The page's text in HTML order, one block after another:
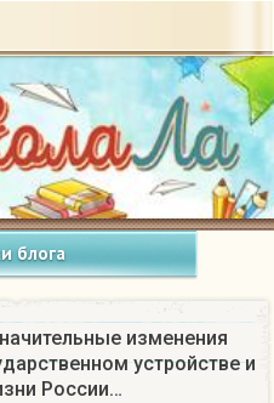
блога
изменения
устройстве и
России…